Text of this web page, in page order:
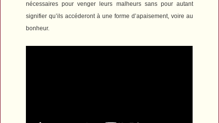
nécessaires pour venger leurs malheurs sans pour autant
signifier qu’ilsaccéderontà une forme d’apaisement, voire au
bonheur.